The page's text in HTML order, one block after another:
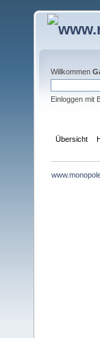
Willkommen
Einloggen mit
Übersicht